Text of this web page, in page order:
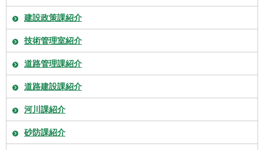
建設政策課紹介
技術管理室紹介
道路管理課紹介
道路建設課紹介
河川課紹介
砂防課紹介